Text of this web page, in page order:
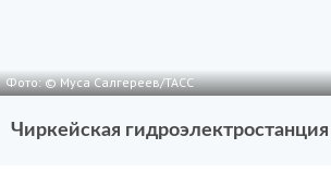
Фото: © Муса Салгереев/ТАСС
Чиркейская гидроэлектростанция